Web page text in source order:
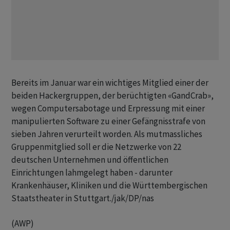
Bereits im Januar war ein wichtiges Mitglied einer der
beiden Hackergruppen, der berüchtigten «GandCrab»,
wegen Computersabotage und Erpressung mit einer
manipulierten Software zu einer Gefängnisstrafe von
sieben Jahren verurteilt worden. Als mutmassliches
Gruppenmitglied soll er die Netzwerke von 22
deutschen Unternehmen und öffentlichen
Einrichtungen lahmgelegt haben - darunter
Krankenhäuser, Kliniken und die Württembergischen
Staatstheater in Stuttgart./jak/DP/nas
(AWP)